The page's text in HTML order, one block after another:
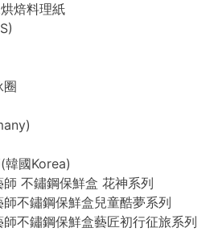
焙料理紙
圈
韓國Korea)
不鏽鋼保鮮盒 花神系列
不鏽鋼保鮮盒兒童酷夢系列
不鏽鋼保鮮盒藝匠初行征旅系列